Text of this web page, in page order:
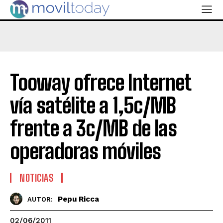
Tooway ofrece Internet
vía satélite a 1,5c/MB
frente a 3c/MB de las
operadoras móviles
NOTICIAS
AUTOR: Pepu Ricca
02/06/2011